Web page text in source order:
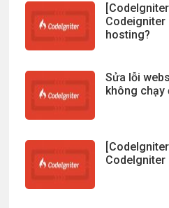
Codeigniter
hosting?
Sửa lỗi
không chạy
CodeIgniter